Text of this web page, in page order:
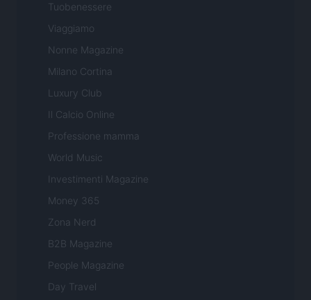
Tuobenessere
Viaggiamo
Nonne Magazine
Milano Cortina
Luxury Club
Il Calcio Online
Professione mamma
World Music
Investimenti Magazine
Money 365
Zona Nerd
B2B Magazine
People Magazine
Day Travel